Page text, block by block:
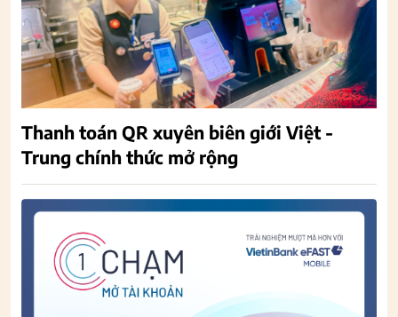
Thanh toán QR xuyên biên giới Việt -
Trung chính thức mở rộng